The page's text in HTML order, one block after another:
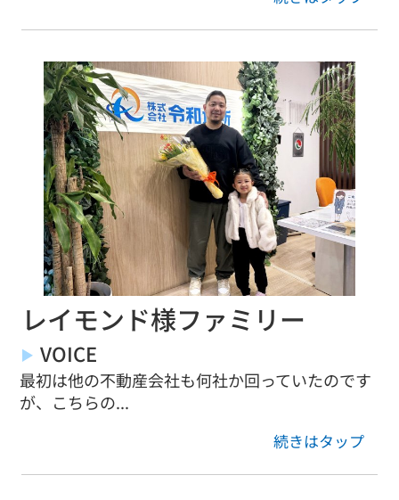
レイモンド様ファミリー
VOICE
最初は他の不動産会社も何社か回っていたのです
が、こちらの...
続きはタップ